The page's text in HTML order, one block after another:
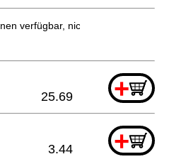
verfügbar, nicht bestellbar
+
25.69
+
3.44